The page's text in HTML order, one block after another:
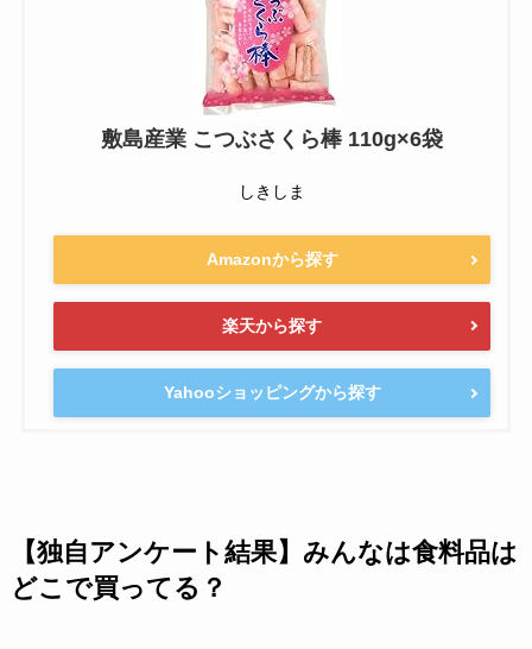
敷島産業 こつぶさくら棒 110g×6袋
しきしま
Amazonから探す
楽天から探す
Yahooショッピングから探す
【独自アンケート結果】みんなは食料品は
どこで買ってる？